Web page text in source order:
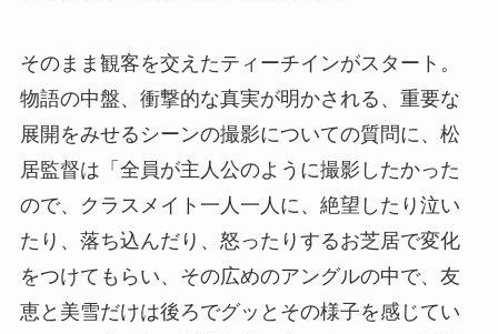
そのまま観客を交えたティーチインがスタート。
物語の中盤、衝撃的な真実が明かされる、重要な
展開をみせるシーンの撮影についての質問に、松
居監督は「全員が主人公のように撮影したかった
ので、クラスメイト一人一人に、絶望したり泣い
たり、落ち込んだり、怒ったりするお芝居で変化
をつけてもらい、その広めのアングルの中で、友
恵と美雪だけは後ろでグッとその様子を感じてい